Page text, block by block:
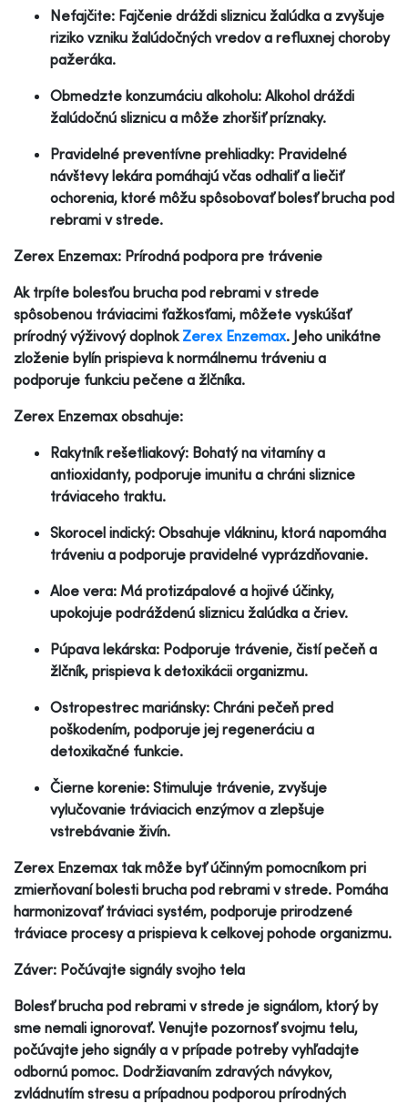
Nefajčite: Fajčenie dráždi sliznicu žalúdka a zvyšuje
riziko vzniku žalúdočných vredov a refluxnej choroby
pažeráka.
Obmedzte konzumáciu alkoholu: Alkohol dráždi
žalúdočnú sliznicu a môže zhoršiť príznaky.
Pravidelné preventívne prehliadky: Pravidelné
návštevy lekára pomáhajú včas odhaliť a liečiť
ochorenia, ktoré môžu spôsobovať bolesť brucha pod
rebrami v strede.
Zerex Enzemax: Prírodná podpora pre trávenie
Ak trpíte bolesťou brucha pod rebrami v strede
spôsobenou tráviacimi ťažkosťami, môžete vyskúšať
prírodný výživový doplnok Zerex Enzemax. Jeho unikátne
zloženie bylín prispieva k normálnemu tráveniu a
podporuje funkciu pečene a žlčníka.
Zerex Enzemax obsahuje:
Rakytník rešetliakový: Bohatý na vitamíny a
antioxidanty, podporuje imunitu a chráni sliznice
tráviaceho traktu.
Skorocel indický: Obsahuje vlákninu, ktorá napomáha
tráveniu a podporuje pravidelné vyprázdňovanie.
Aloe vera: Má protizápalové a hojivé účinky,
upokojuje podráždenú sliznicu žalúdka a čriev.
Púpava lekárska: Podporuje trávenie, čistí pečeň a
žlčník, prispieva k detoxikácii organizmu.
Ostropestrec mariánsky: Chráni pečeň pred
poškodením, podporuje jej regeneráciu a
detoxikačné funkcie.
Čierne korenie: Stimuluje trávenie, zvyšuje
vylučovanie tráviacich enzýmov a zlepšuje
vstrebávanie živín.
Zerex Enzemax tak môže byť účinným pomocníkom pri
zmierňovaní bolesti brucha pod rebrami v strede. Pomáha
harmonizovať tráviaci systém, podporuje prirodzené
tráviace procesy a prispieva k celkovej pohode organizmu.
Záver: Počúvajte signály svojho tela
Bolesť brucha pod rebrami v strede je signálom, ktorý by
sme nemali ignorovať. Venujte pozornosť svojmu telu,
počúvajte jeho signály a v prípade potreby vyhľadajte
odbornú pomoc. Dodržiavaním zdravých návykov,
zvládnutím stresu a prípadnou podporou prírodných